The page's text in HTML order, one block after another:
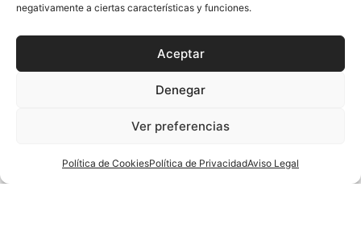
negativamente a ciertas características y funciones.
Aceptar
Denegar
Ver preferencias
Política de CookiesPolítica de PrivacidadAviso Legal
Crónica De La Última
Jornada Del CESA 2024
Ene
CESA 2024